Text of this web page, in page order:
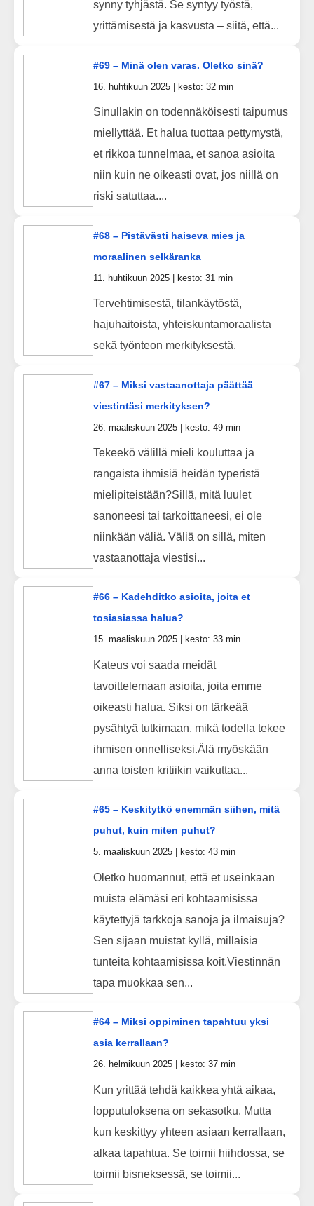
synny tyhjästä. Se syntyy työstä,
yrittämisestä ja kasvusta – siitä, että...
#69 – Minä olen varas. Oletko sinä?
16. huhtikuun 2025 | kesto: 32 min
Sinullakin on todennäköisesti taipumus
miellyttää. Et halua tuottaa pettymystä,
et rikkoa tunnelmaa, et sanoa asioita
niin kuin ne oikeasti ovat, jos niillä on
riski satuttaa....
#68 – Pistävästi haiseva mies ja
moraalinen selkäranka
11. huhtikuun 2025 | kesto: 31 min
Tervehtimisestä, tilankäytöstä,
hajuhaitoista, yhteiskuntamoraalista
sekä työnteon merkityksestä.
#67 – Miksi vastaanottaja päättää
viestintäsi merkityksen?
26. maaliskuun 2025 | kesto: 49 min
Tekeekö välillä mieli kouluttaa ja
rangaista ihmisiä heidän typeristä
mielipiteistään?Sillä, mitä luulet
sanoneesi tai tarkoittaneesi, ei ole
niinkään väliä. Väliä on sillä, miten
vastaanottaja viestisi...
#66 – Kadehditko asioita, joita et
tosiasiassa halua?
15. maaliskuun 2025 | kesto: 33 min
Kateus voi saada meidät
tavoittelemaan asioita, joita emme
oikeasti halua. Siksi on tärkeää
pysähtyä tutkimaan, mikä todella tekee
ihmisen onnelliseksi.Älä myöskään
anna toisten kritiikin vaikuttaa...
#65 – Keskitytkö enemmän siihen, mitä
puhut, kuin miten puhut?
5. maaliskuun 2025 | kesto: 43 min
Oletko huomannut, että et useinkaan
muista elämäsi eri kohtaamisissa
käytettyjä tarkkoja sanoja ja ilmaisuja?
Sen sijaan muistat kyllä, millaisia
tunteita kohtaamisissa koit.Viestinnän
tapa muokkaa sen...
#64 – Miksi oppiminen tapahtuu yksi
asia kerrallaan?
26. helmikuun 2025 | kesto: 37 min
Kun yrittää tehdä kaikkea yhtä aikaa,
lopputuloksena on sekasotku. Mutta
kun keskittyy yhteen asiaan kerrallaan,
alkaa tapahtua. Se toimii hiihdossa, se
toimii bisneksessä, se toimii...